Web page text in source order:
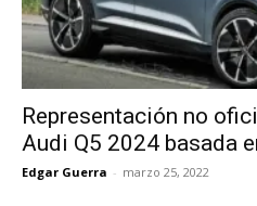
Representación no
Audi Q5 2024 basada
Edgar Guerra - marzo 25, 2022